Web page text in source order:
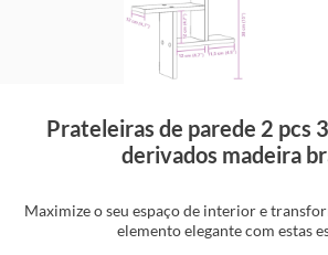
Prateleiras de parede 2 pcs
derivados madeira
Maximize o seu espaço de interior e
elemento elegante com estas